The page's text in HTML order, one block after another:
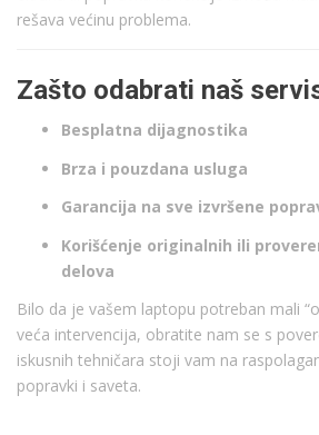
rešava većinu problema.
Zašto odabrati naš
Besplatna dijagnostika
Brza i pouzdana usluga
Garancija na sve izvršene
Korišćenje originalnih ili
delova
Bilo da je vašem laptopu potreban mali
veća intervencija, obratite nam se s
iskusnih tehničara stoji vam na
popravki i saveta.